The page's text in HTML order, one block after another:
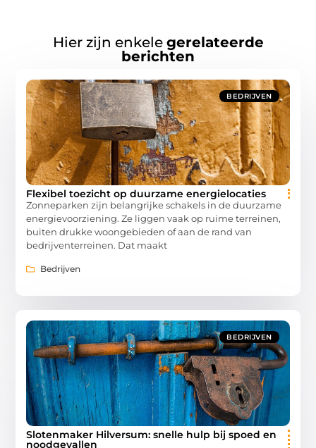
Hier zijn enkele gerelateerde
berichten
BEDRIJVEN
Flexibel toezicht op duurzame energielocaties
Zonneparken zijn belangrijke schakels in de duurzame
energievoorziening. Ze liggen vaak op ruime terreinen,
buiten drukke woongebieden of aan de rand van
bedrijventerreinen. Dat maakt
Bedrijven
BEDRIJVEN
Slotenmaker Hilversum: snelle hulp bij spoed en
noodgevallen